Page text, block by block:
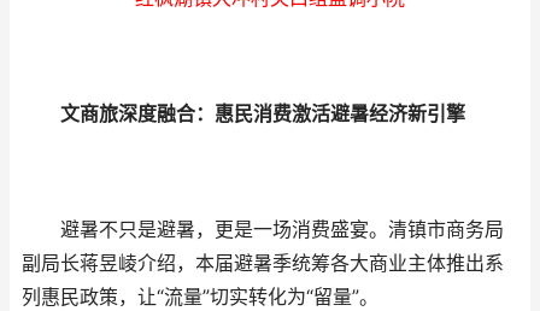
文商旅深度融合：惠民消费激活避暑经济新引擎
避暑不只是避暑，更是一场消费盛宴。清镇市商务局
副局长蒋昱崚介绍，本届避暑季统筹各大商业主体推出系
列惠民政策，让“流量”切实转化为“留量”。